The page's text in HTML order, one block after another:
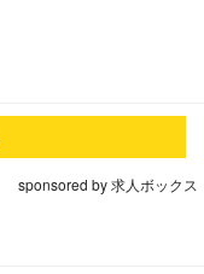
sponsored by 求人ボックス